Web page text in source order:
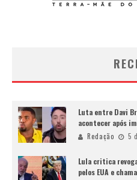
Luta entre Davi
acontecer após
Redação 5
Lula critica
pelos EUA e